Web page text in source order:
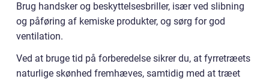
Brug handsker og beskyttelsesbriller, især ved slibning
og påføring af kemiske produkter, og sørg for god
ventilation.
Ved at bruge tid på forberedelse sikrer du, at fyrretræets
naturlige skønhed fremhæves, samtidig med at træet